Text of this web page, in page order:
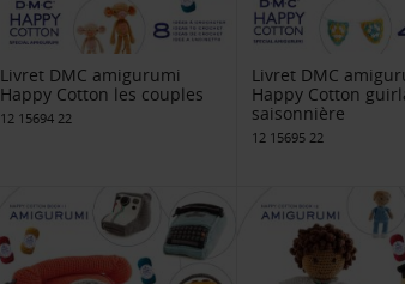
Livret DMC amigurumi
Happy Cotton les couples
12 15694 22
Livret DMC
Happy Cotton
saisonnière
12 15695 22